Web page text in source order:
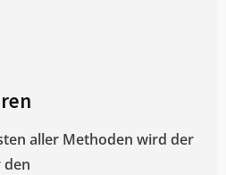
aller Methoden wird der